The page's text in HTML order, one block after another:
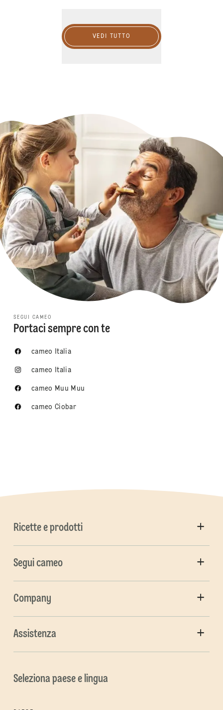
VEDI TUTTO
SEGUI CAMEO
Portaci sempre con te
cameo Italia
cameo Italia
cameo Muu Muu
cameo Ciobar
Ricette e prodotti
Segui cameo
Company
Assistenza
Seleziona paese e lingua